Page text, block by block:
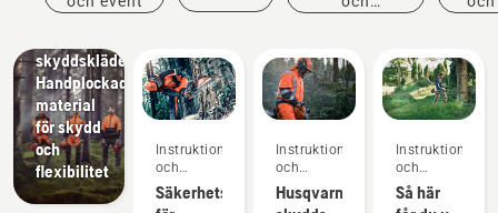
innovationer
skyddskläder:
Handplockade
material
för skydd
och
flexibilitet
Instruktioner
och
guider
Säkerhetskrav
Instruktioner
och
guider
Husqvarnas
Instruktioner
och
guider
Så här